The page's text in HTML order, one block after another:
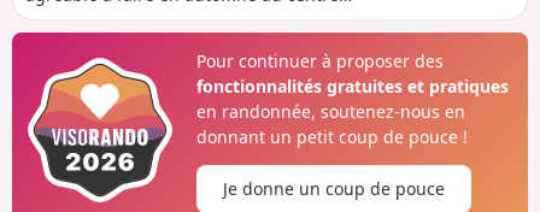
d'une explosion de couleurs. Elle vous
hêtres, d'impressionnantes
palombières, une belle vue sur le Pic du
Cagire, sur la vallée de la Garonne et les
premiers sommets Pyrénéens dominant
la Barousse.
Pour continuer à proposer des
fonctionnalités gratuites et pratiques
en randonnée, soutenez-nous en
donnant un petit coup de pouce !
Je donne un coup de pouce